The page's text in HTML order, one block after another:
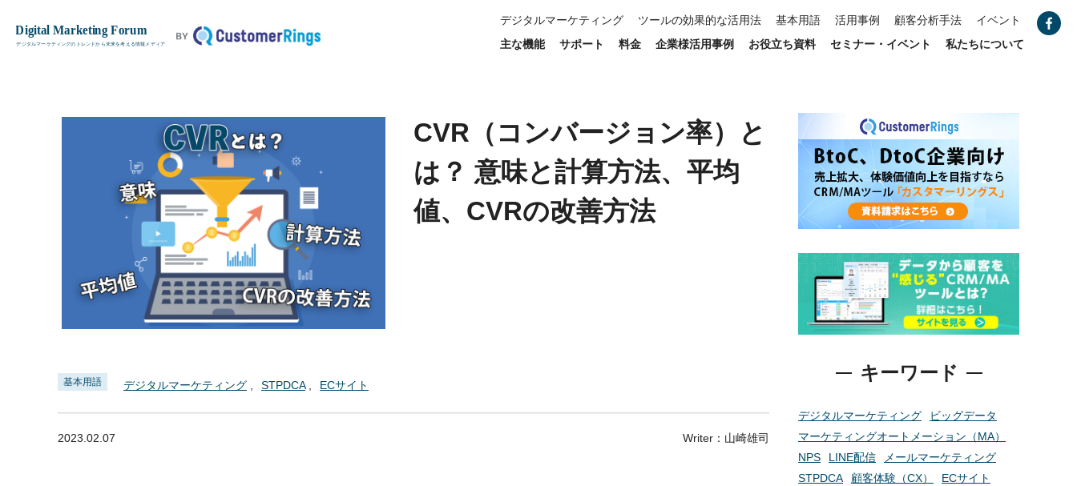
デジタルマーケティング ツールの効果的な活用法 基本用語 活用事例 顧客分析手法
イベント
主な機能
サポート 料金 企業様活用事例 お役立ち資料 セミナー・イベント 私たちについて
TOP 基本用語 CVR（コンバージョン率）とは？ 意味と計算方法、平均値、CVRの改善方法
CVR（コンバージョン率）と
は？ 意味と計算方法、平均
値、CVRの改善方法
基本用語 デジタルマーケティング STPDCA ECサイト
2023.02.07 Writer： 山崎雄司
キーワード
デジタルマーケティング
ビッグデータ
マーケティングオートメーション（MA）
NPS
LINE配信
メールマーケティング
STPDCA
顧客体験（CX）
ECサイト